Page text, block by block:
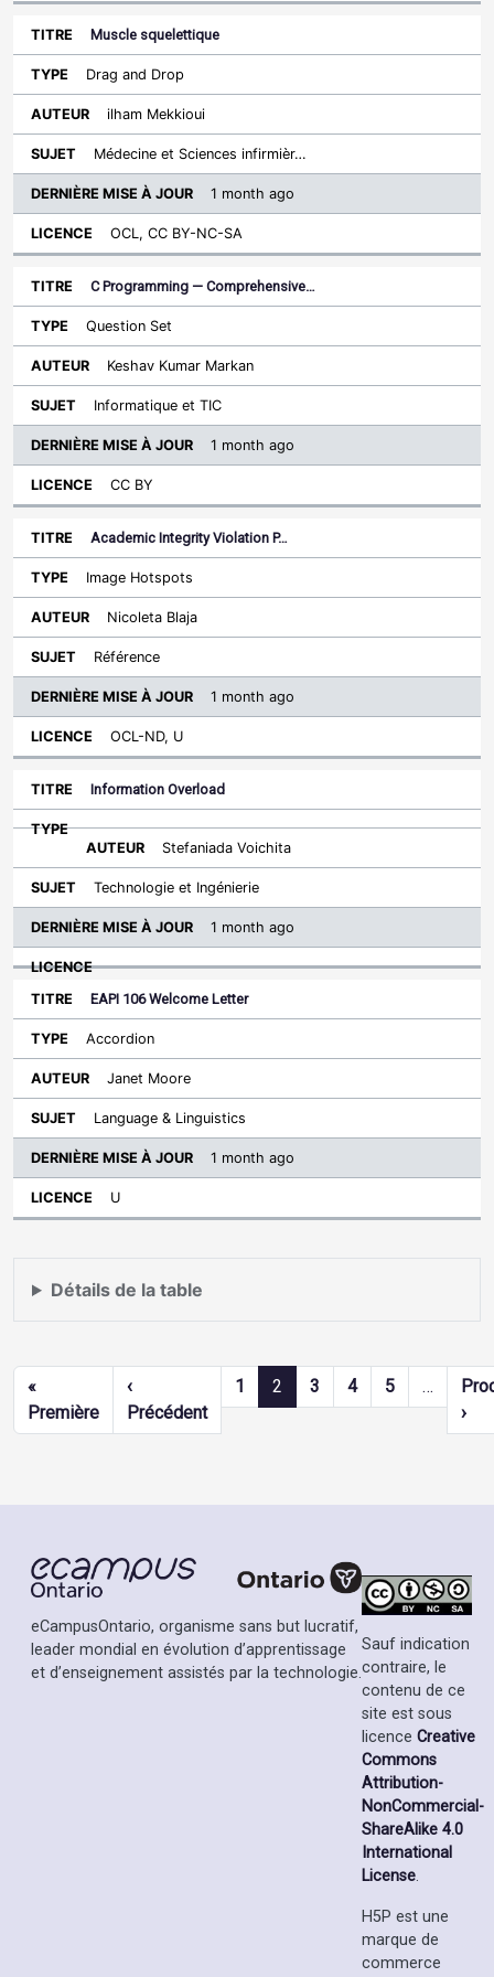
Détails de la table
Muscle squelettique
Drag and Drop
ilham Mekkioui
Médecine et Sciences infirmièr…
1 month ago
OCL, CC BY-NC-SA
C Programming — Comprehensive…
Question Set
Keshav Kumar Markan
Informatique et TIC
1 month ago
CC BY
Academic Integrity Violation P…
Image Hotspots
Nicoleta Blaja
Référence
1 month ago
OCL-ND, U
Information Overload
Stefaniada Voichita
Technologie et Ingénierie
1 month ago
EAPI 106 Welcome Letter
Accordion
Janet Moore
Language & Linguistics
1 month ago
U
Pagination
«
PremièrePremière page
‹
PrécédentPage précédente
1 2 3 4 5 …
›
eCampusOntario, organisme sans but lucratif,
leader mondial en évolution d’apprentissage
et d’enseignement assistés par la technologie.
Sauf indication
contraire, le
contenu de ce
site est sous
licence Creative
Commons
Attribution-
NonCommercial-
ShareAlike 4.0
International
License.
H5P est une
marque de
commerce